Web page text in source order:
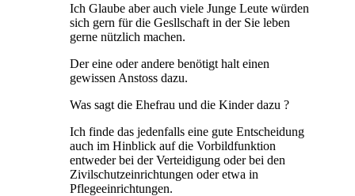
Ich Glaube aber auch viele Junge Leute würden
sich gern für die Gesllschaft in der Sie leben
gerne nützlich machen.
Der eine oder andere benötigt halt einen
gewissen Anstoss dazu.
Was sagt die Ehefrau und die Kinder dazu ?
Ich finde das jedenfalls eine gute Entscheidung
auch im Hinblick auf die Vorbildfunktion
entweder bei der Verteidigung oder bei den
Zivilschutzeinrichtungen oder etwa in
Pflegeeinrichtungen.